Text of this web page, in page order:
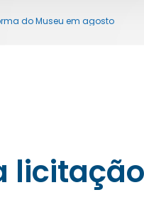
do Museu em agosto